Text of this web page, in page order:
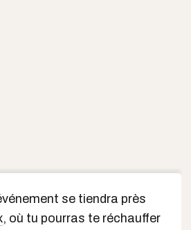
se tiendra près
, où tu pourras te réchauffer